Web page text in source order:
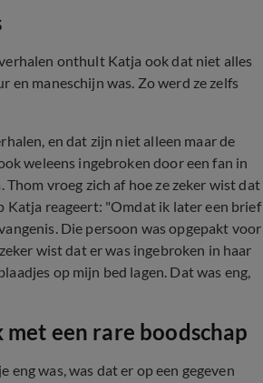
onthult Katja ook dat niet alles
en maneschijn was. Zo werd ze zelfs
en dat zijn niet alleen maar de
weleens ingebroken door een fan in
Thom vroeg zich af hoe ze zeker wist dat
Katja reageert: "Omdat ik later een brief
Die persoon was opgepakt voor
wist dat er was ingebroken in haar
op mijn bed lagen. Dat was eng,
met een rare boodschap
eng was, was dat er op een gegeven